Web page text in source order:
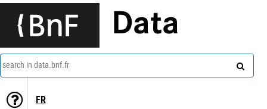
Data
search in data.bnf.fr
FR